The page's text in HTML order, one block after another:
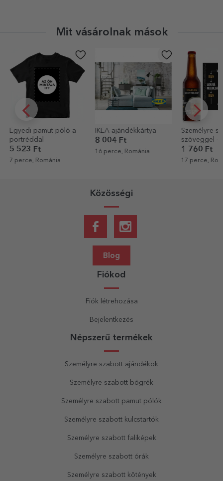
Mit vásárolnak mások
Egyedi pamut póló a
portréddal
5 523 Ft
7 perce, Románia
IKEA ajándékkártya
8 004 Ft
16 perce, Románia
Személyre
szöveggel –
megoldva
1 760 Ft
17 perce,
Közösségi
Blog
Fiókod
Fiók létrehozása
Bejelentkezés
Népszerű termékek
Személyre szabott ajándékok
Személyre szabott bögrék
Személyre szabott pamut pólók
Személyre szabott kulcstartók
Személyre szabott faliképek
Személyre szabott órák
Személyre szabott kötények